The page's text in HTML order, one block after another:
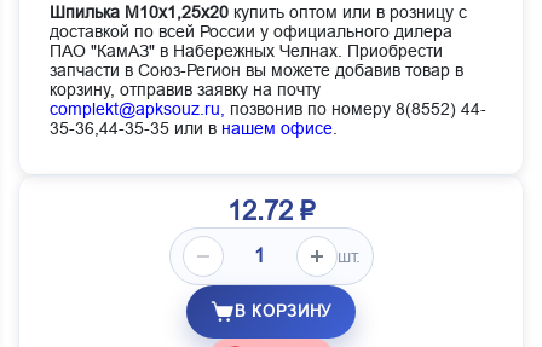
Шпилька М10х1,25х20 купить оптом или в розницу с
доставкой по всей России у официального дилера
ПАО "КамАЗ" в Набережных Челнах. Приобрести
запчасти в Союз-Регион вы можете добавив товар в
корзину, отправив заявку на почту
complekt@apksouz.ru,
позвонив по номеру 8(8552) 44-
35-36,44-35-35 или в нашем офисе
12.72 ₽
шт.
В КОРЗИНУ